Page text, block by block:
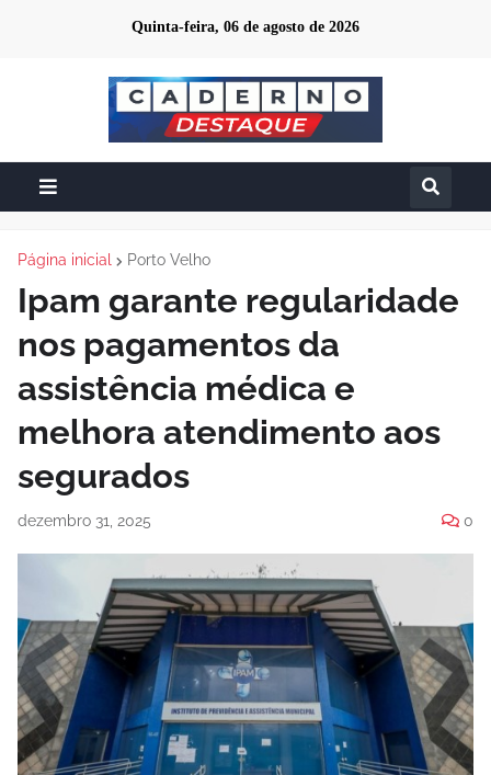
Quinta-feira, 06 de agosto de 2026
Página inicial Porto Velho
Ipam garante regularidade
nos pagamentos da
assistência médica e
melhora atendimento aos
segurados
dezembro 31, 2025 0